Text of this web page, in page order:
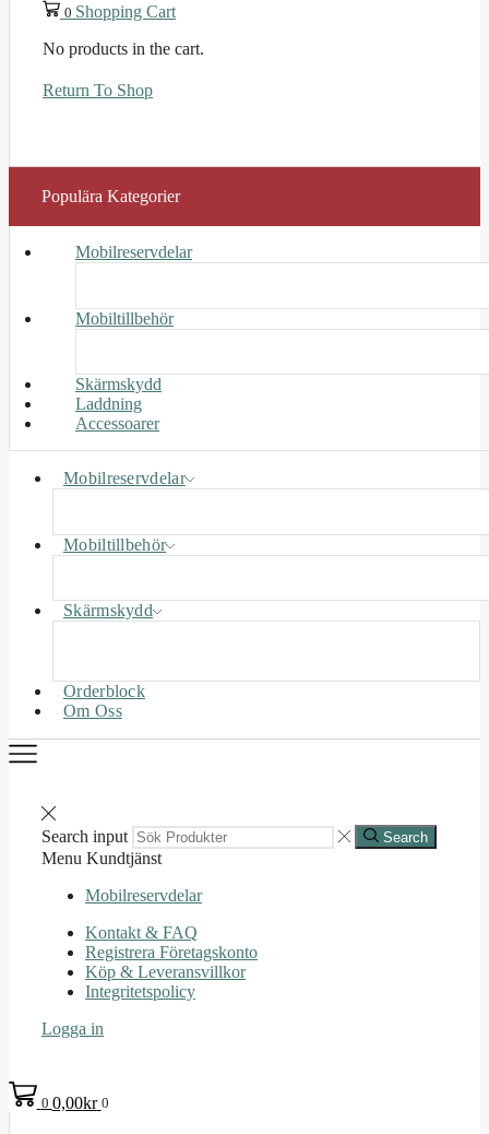
0 Shopping Cart
No products in the cart.
Return To Shop
Populära Kategorier
Mobilreservdelar
Mobiltillbehör
Skärmskydd
Laddning
Accessoarer
Mobilreservdelar
Mobiltillbehör
Skärmskydd
Orderblock
Om Oss
Search input Search
Menu Kundtjänst
Mobilreservdelar
Kontakt & FAQ
Registrera Företagskonto
Köp & Leveransvillkor
Integritetspolicy
Logga in
0 0,00kr 0